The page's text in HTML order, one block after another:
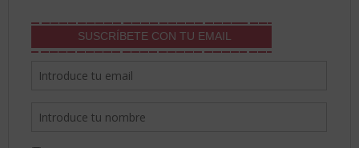
SUSCRÍBETE CON TU EMAIL